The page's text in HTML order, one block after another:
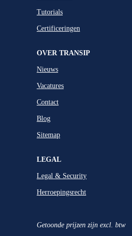
Tutorials
Certificeringen
OVER TRANSIP
Nieuws
Vacatures
Contact
Blog
Sitemap
LEGAL
Legal & Security
Herroepingsrecht
Getoonde prijzen zijn excl. btw